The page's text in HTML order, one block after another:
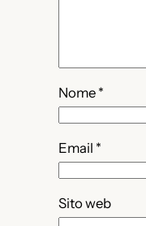
Nome *
Email *
Sito web